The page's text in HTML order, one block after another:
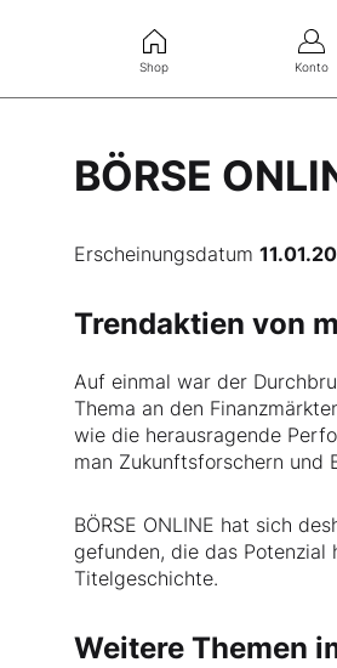
Shop Konto
BÖRSE
Erscheinungsdatum
Trendaktien von
Auf einmal war der
Thema an den
wie die herausragende
man Zukunftsforschern und
BÖRSE ONLINE hat sich
gefunden, die das Potenzial
Titelgeschichte.
Weitere Themen